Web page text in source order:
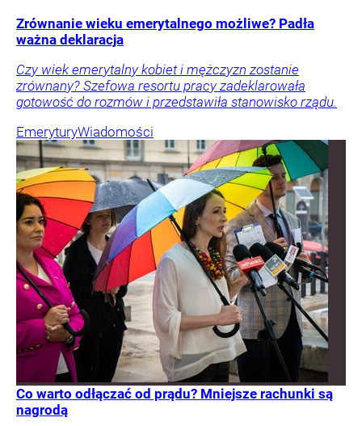
Zrównanie wieku emerytalnego możliwe? Padła
ważna deklaracja
Czy wiek emerytalny kobiet i mężczyzn zostanie
zrównany? Szefowa resortu pracy zadeklarowała
gotowość do rozmów i przedstawiła stanowisko rządu.
EmeryturyWiadomości
Co warto odłączać od prądu? Mniejsze rachunki są
nagrodą